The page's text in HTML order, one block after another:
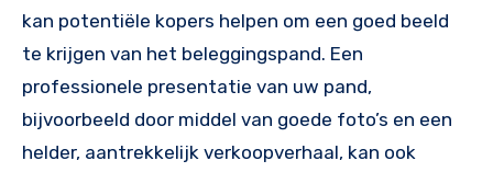
kan potentiële kopers helpen om een goed beeld
te krijgen van het beleggingspand. Een
professionele presentatie van uw pand,
bijvoorbeeld door middel van goede foto’s en een
helder, aantrekkelijk verkoopverhaal, kan ook